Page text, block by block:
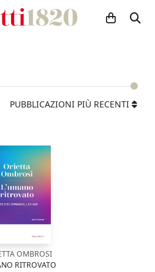
PUBBLICAZIONI PIÙ RECENTI
OMBROSI
RITROVATO